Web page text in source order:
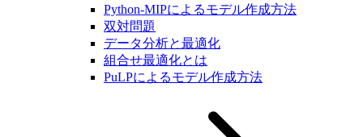
Python-MIPによるモデル作成方法
双対問題
データ分析と最適化
組合せ最適化とは
PuLPによるモデル作成方法